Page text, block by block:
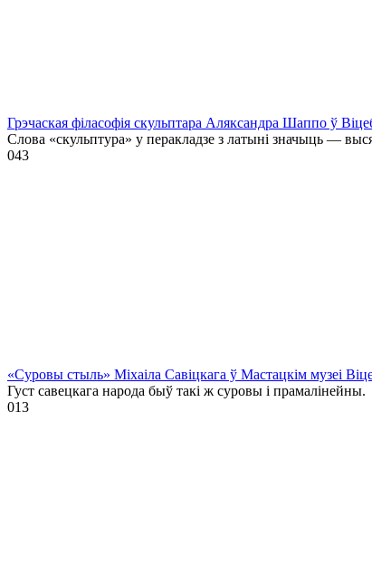
Грэчаская філасофія скульптара Аляксандра Шаппо ў
Слова «скульптура» у перакладзе з латыні значыць —
043
«Суровы стыль» Міхаіла Савіцкага ў Мастацкім музеі
Густ савецкага народа быў такі ж суровы і прамалінейны.
013